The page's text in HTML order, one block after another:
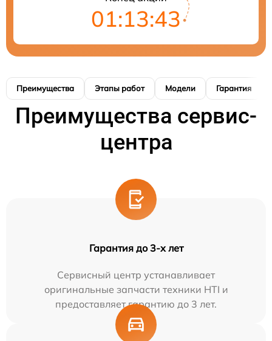
01:13:42
Преимущества Этапы работ Модели Гарантия
Преимущества сервис-
центра
Гарантия до 3-х лет
Сервисный центр устанавливает
оригинальные запчасти техники HTI и
предоставляет гарантию до 3 лет.